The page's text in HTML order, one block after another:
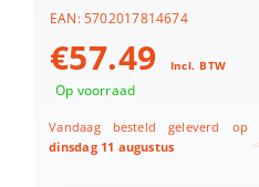
EAN:5702017814674
€57.49 Incl. BTW
Op voorraad
Vandaag besteld geleverd op
dinsdag 11 augustus